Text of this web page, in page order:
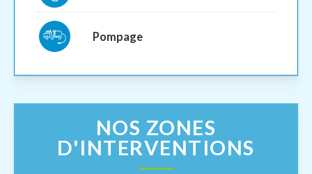
Pompage
NOS ZONES
D'INTERVENTIONS